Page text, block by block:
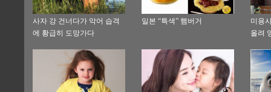
사자 강 건너다가 악어 습격
에 황급히 도망가다
일본 “특색” 햄버거
미용
올려